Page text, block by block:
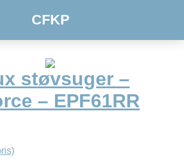
CFKP
støvsuger –
– EPF61RR